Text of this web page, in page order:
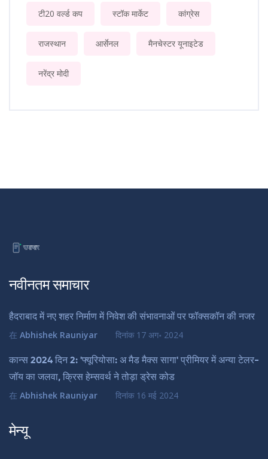
टी20 वर्ल्ड कप स्टॉक मार्केट कांग्रेस
राजस्थान आर्सेनल मैनचेस्टर यूनाइटेड
नरेंद्र मोदी
नवीनतम समाचार
हैदराबाद में नए शहर निर्माण में निवेश की संभावनाओं पर फॉक्सकॉन की नजर
在 Abhishek Rauniyar दिनांक 17 अग॰ 2024
कान्स 2024 दिन 2: 'फ्यूरियोसा: अ मैड मैक्स सागा' प्रीमियर में अन्या टेलर-
जॉय का जलवा, क्रिस हेम्सवर्थ ने तोड़ा ड्रेस कोड
在 Abhishek Rauniyar दिनांक 16 मई 2024
मेन्यू